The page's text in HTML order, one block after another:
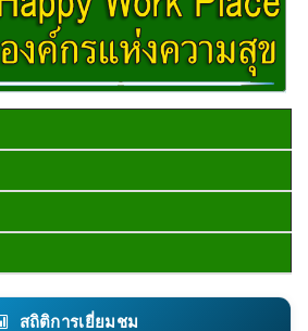
สถิติการเยี่ยมชม